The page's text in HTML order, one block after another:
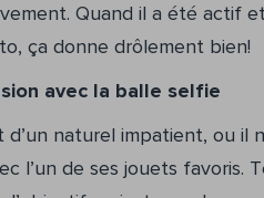
Quand il a été actif
ça donne drôlement bien!
avec la balle selfie
naturel impatient, ou il
l’un de ses jouets favoris.